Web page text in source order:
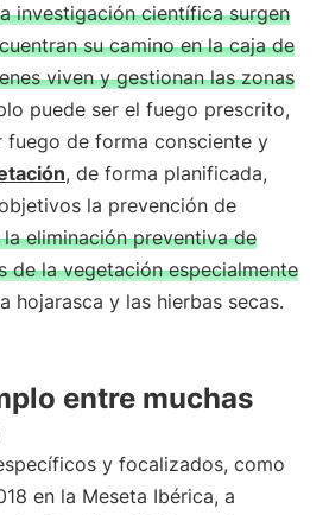
investigación científica surgen
su camino en la caja de
viven y gestionan las zonas
puede ser el fuego prescrito,
fuego de forma consciente y
, de forma planificada,
la prevención de
la eliminación preventiva de
de la vegetación especialmente
hojarasca y las hierbas secas.
entre muchas
y focalizados, como
en la Meseta Ibérica, a